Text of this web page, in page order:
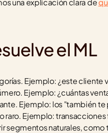
una explicación clara de
el ML
Ejemplo: ¿este cliente
Ejemplo: ¿cuántas
Ejemplo: los "también
raro. Ejemplo: transacciones
segmentos naturales,